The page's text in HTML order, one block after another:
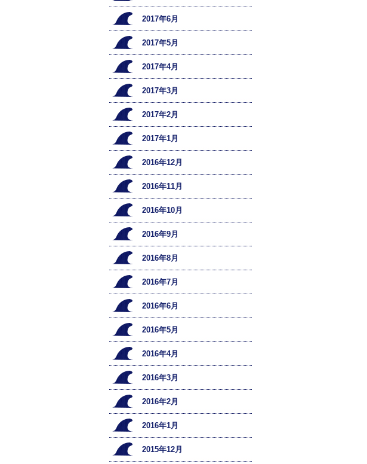
2017年6月
2017年5月
2017年4月
2017年3月
2017年2月
2017年1月
2016年12月
2016年11月
2016年10月
2016年9月
2016年8月
2016年7月
2016年6月
2016年5月
2016年4月
2016年3月
2016年2月
2016年1月
2015年12月